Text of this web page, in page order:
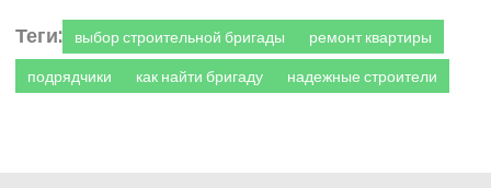
Теги: выбор строительной бригады ремонт квартиры
подрядчики как найти бригаду надежные строители